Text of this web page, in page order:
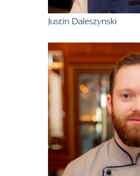
Justin Daleszynski